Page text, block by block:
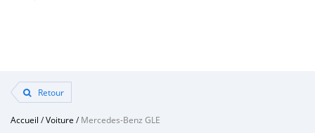
Retour
Accueil /Voiture /Mercedes-Benz GLE